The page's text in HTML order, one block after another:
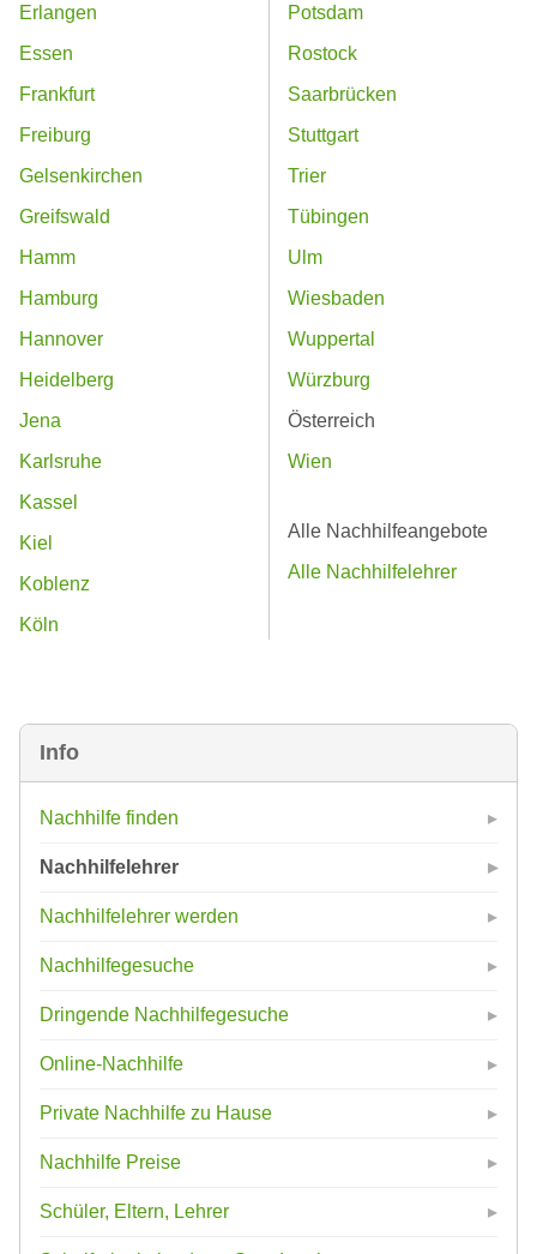
Info
Nachhilfe finden
Nachhilfelehrer
Nachhilfelehrer werden
Nachhilfegesuche
Dringende Nachhilfegesuche
Online-Nachhilfe
Private Nachhilfe zu Hause
Nachhilfe Preise
Schüler, Eltern, Lehrer
Erlangen
Essen
Frankfurt
Freiburg
Gelsenkirchen
Greifswald
Hamm
Hamburg
Hannover
Heidelberg
Jena
Karlsruhe
Kassel
Kiel
Koblenz
Köln
Potsdam
Rostock
Saarbrücken
Stuttgart
Trier
Tübingen
Ulm
Wiesbaden
Wuppertal
Würzburg
Österreich
Wien
Alle Nachhilfeangebote
Alle Nachhilfelehrer